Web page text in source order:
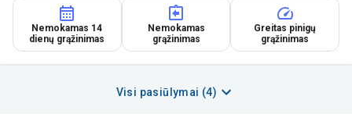
Nemokamas 14
dienų grąžinimas
Nemokamas
grąžinimas
Greitas pinigų
grąžinimas
Visi pasiūlymai (4)